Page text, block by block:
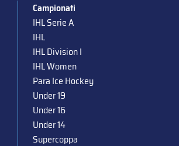
Campionati
IHL Serie A
IHL
IHL Division I
IHL Women
Para Ice Hockey
Under 19
Under 16
Under 14
Supercoppa